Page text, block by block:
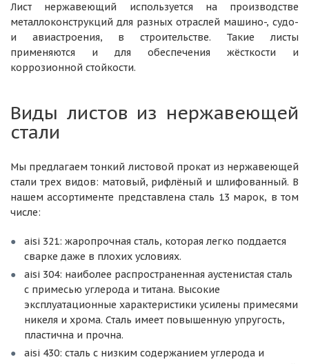
Лист нержавеющий используется на производстве
металлоконструкций для разных отраслей машино-, судо-
и авиастроения, в строительстве. Такие листы
применяются и для обеспечения жёсткости и
коррозионной стойкости.
Виды листов из нержавеющей
стали
Мы предлагаем тонкий листовой прокат из нержавеющей
стали трех видов: матовый, рифлёный и шлифованный. В
нашем ассортименте представлена сталь 13 марок, в том
числе:
aisi 321: жаропрочная сталь, которая легко поддается
сварке даже в плохих условиях.
aisi 304: наиболее распространенная аустенистая сталь
с примесью углерода и титана. Высокие
эксплуатационные характеристики усилены примесями
никеля и хрома. Сталь имеет повышенную упругость,
пластична и прочна.
aisi 430: сталь с низким содержанием углерода и